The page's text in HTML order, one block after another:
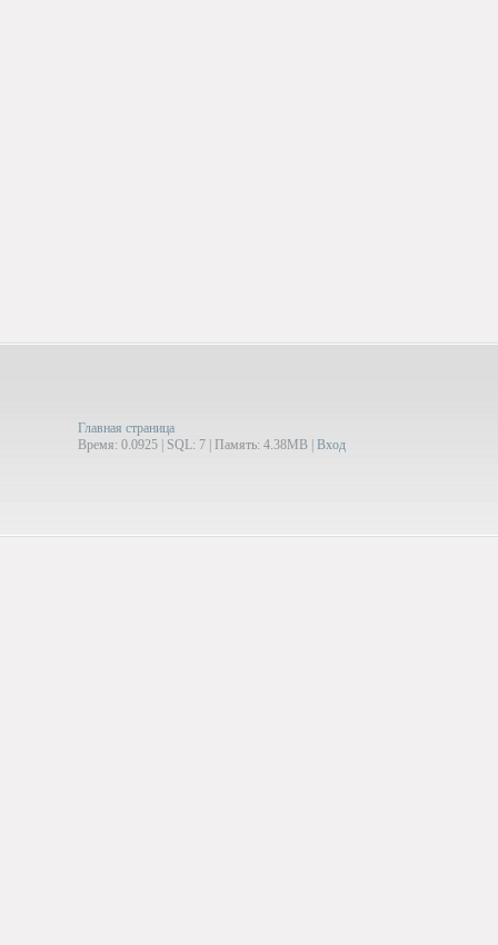
Главная страница
Время: 0.0925 | SQL: 7 | Память: 4.38MB Вход